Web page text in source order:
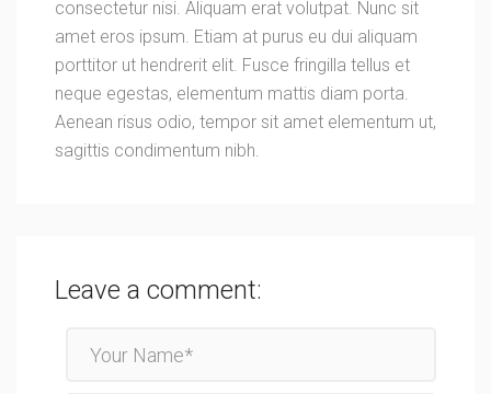
consectetur nisi. Aliquam erat volutpat. Nunc sit
amet eros ipsum. Etiam at purus eu dui aliquam
porttitor ut hendrerit elit. Fusce fringilla tellus et
neque egestas, elementum mattis diam porta.
Aenean risus odio, tempor sit amet elementum ut,
sagittis condimentum nibh.
Leave a comment: